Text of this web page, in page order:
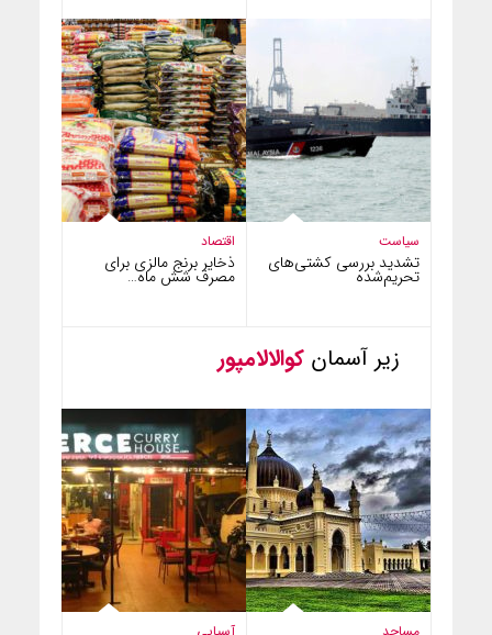
اقتصاد
ذخایر برنج مالزی برای
مصرف شش ماه…
سیاست
تشدید بررسی کشتی‌های
تحریم‌شده
زیر آسمان کوالالامپور